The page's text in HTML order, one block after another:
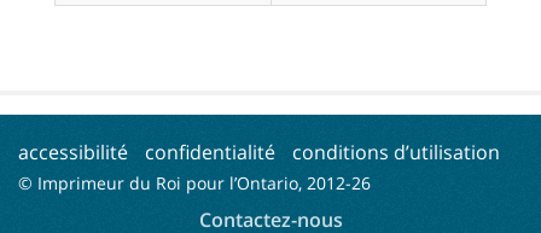
accessibilité confidentialité conditions d’utilisation
© Imprimeur du Roi pour l’Ontario, 2012-26
Contactez-nous